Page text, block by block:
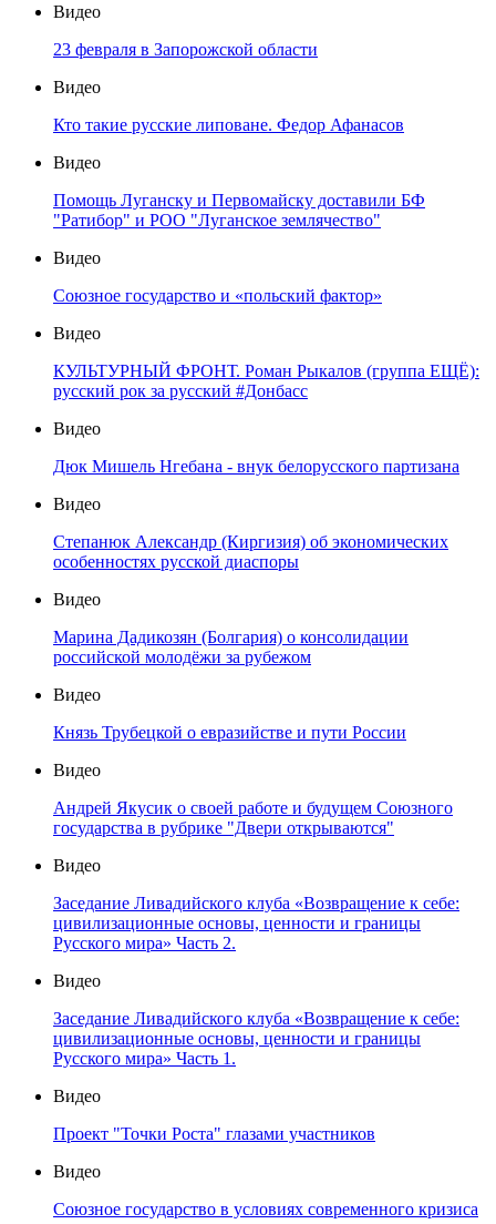
Видео
23 февраля в Запорожской области
Видео
Кто такие русские липоване. Федор Афанасов
Видео
Помощь Луганску и Первомайску доставили БФ
"Ратибор" и РОО "Луганское землячество"
Видео
Союзное государство и «польский фактор»
Видео
КУЛЬТУРНЫЙ ФРОНТ. Роман Рыкалов (группа ЕЩЁ):
русский рок за русский #Донбасс
Видео
Дюк Мишель Нгебана - внук белорусского партизана
Видео
Степанюк Александр (Киргизия) об экономических
особенностях русской диаспоры
Видео
Марина Дадикозян (Болгария) о консолидации
российской молодёжи за рубежом
Видео
Князь Трубецкой о евразийстве и пути России
Видео
Андрей Якусик о своей работе и будущем Союзного
государства в рубрике "Двери открываются"
Видео
Заседание Ливадийского клуба «Возвращение к себе:
цивилизационные основы, ценности и границы
Русского мира» Часть 2.
Видео
Заседание Ливадийского клуба «Возвращение к себе:
цивилизационные основы, ценности и границы
Русского мира» Часть 1.
Видео
Проект "Точки Роста" глазами участников
Видео
Союзное государство в условиях современного кризиса